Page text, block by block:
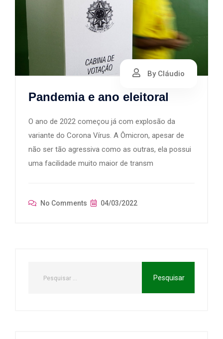
By Cláudio
Pandemia e ano eleitoral
O ano de 2022 começou já com explosão da
variante do Corona Vírus. A Ômicron, apesar de
não ser tão agressiva como as outras, ela possui
uma facilidade muito maior de transm
No Comments 04/03/2022